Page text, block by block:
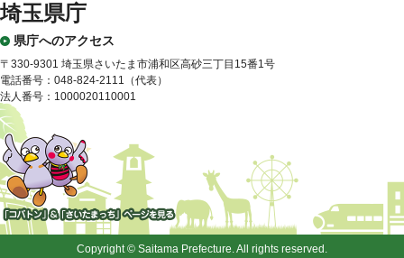
埼玉県庁
県庁へのアクセス
〒330-9301 埼玉県さいたま市浦和区高砂三丁目15番1号
電話番号：048-824-2111（代表）
法人番号：1000020110001
「コバトン」&「さいたまっ
Copyright © Saitama Prefecture. All rights reserved.